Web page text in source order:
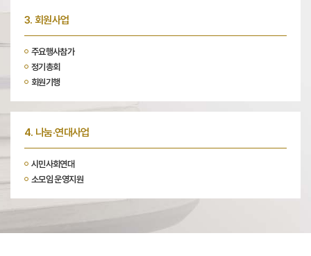
3. 회원사업
주요행사참가
정기총회
회원기행
4. 나눔·연대사업
시민사회연대
소모임 운영지원